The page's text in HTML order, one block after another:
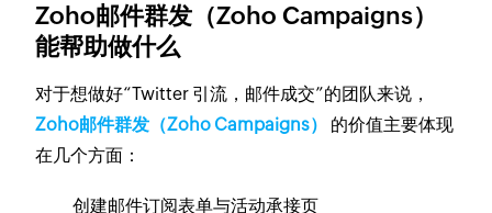
Zoho邮件群发（Zoho Campaigns）
能帮助做什么
对于想做好“Twitter 引流，邮件成交”的团队来说，
Zoho邮件群发（Zoho Campaigns）
的价值主要体现
在几个方面：
创建邮件订阅表单与活动承接页